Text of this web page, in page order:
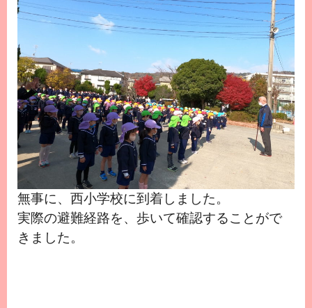
無事に、西小学校に到着しました。
実際の避難経路を、歩いて確認することがで
きました。